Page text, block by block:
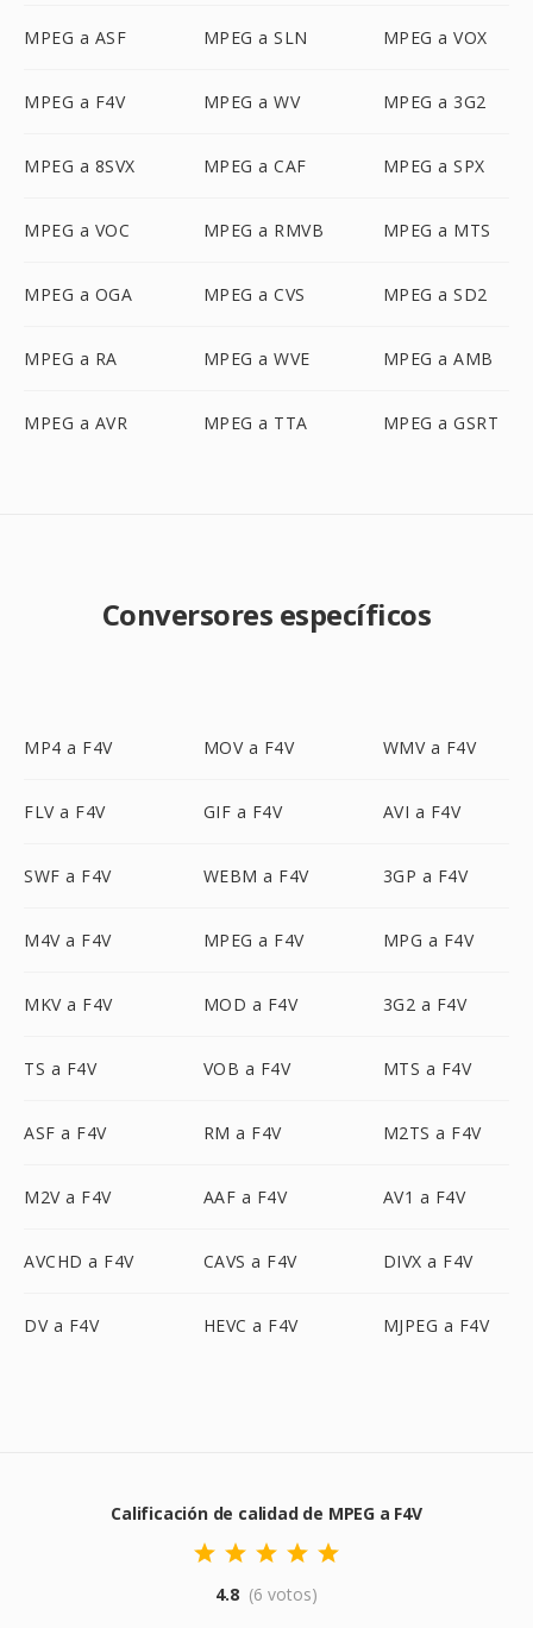
MPEG a ASF MPEG a SLN MPEG a VOX
MPEG a F4V MPEG a WV MPEG a 3G2
MPEG a 8SVX MPEG a CAF MPEG a SPX
MPEG a VOC MPEG a RMVB MPEG a MTS
MPEG a OGA MPEG a CVS MPEG a SD2
MPEG a RA MPEG a WVE MPEG a AMB
MPEG a AVR MPEG a TTA MPEG a GSRT
Conversores específicos
MP4 a F4V MOV a F4V WMV a F4V
FLV a F4V GIF a F4V AVI a F4V
SWF a F4V WEBM a F4V 3GP a F4V
M4V a F4V MPEG a F4V MPG a F4V
MKV a F4V MOD a F4V 3G2 a F4V
TS a F4V VOB a F4V MTS a F4V
ASF a F4V RM a F4V M2TS a F4V
M2V a F4V AAF a F4V AV1 a F4V
AVCHD a F4V CAVS a F4V DIVX a F4V
DV a F4V HEVC a F4V MJPEG a F4V
Calificación de calidad de MPEG a F4V
4.8 (6 votos)